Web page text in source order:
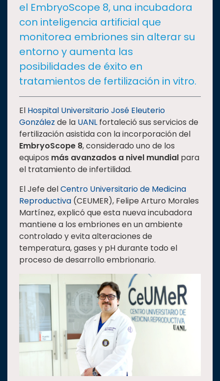
SALUD
SUSTENTABILIDAD
Oferta
educativa
Estudiantes
Rectoría
Internacionalización
Responsabilidad
social
Historia
Nacional
el EmbryoScope 8, una incubadora
con inteligencia artificial que
monitorea embriones sin alterar su
entorno y aumenta las
posibilidades de éxito en
tratamientos de fertilización in vitro.
El Hospital Universitario José Eleuterio
González de la UANL fortaleció sus servicios de
fertilización asistida con la incorporación del
EmbryoScope 8, considerado uno de los
equipos más avanzados a nivel mundial para
el tratamiento de infertilidad.
El Jefe delCentro Universitario de Medicina
Reproductiva (CEUMER), Felipe Arturo Morales
Martínez, explicó que esta nueva incubadora
mantiene a los embriones en un ambiente
controlado y evita alteraciones de
temperatura, gases y pH durante todo el
proceso de desarrollo embrionario.